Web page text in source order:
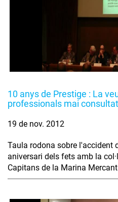
10 anys de Prestige : La
professionals mai
19 de nov. 2012
Taula rodona sobre l'accident
aniversari dels fets amb la
Capitans de la Marina